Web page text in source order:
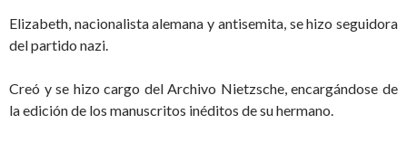
Elizabeth, nacionalista alemana y antisemita, se hizo seguidora
del partido nazi.
Creó y se hizo cargo del Archivo Nietzsche, encargándose de
la edición de los manuscritos inéditos de su hermano.